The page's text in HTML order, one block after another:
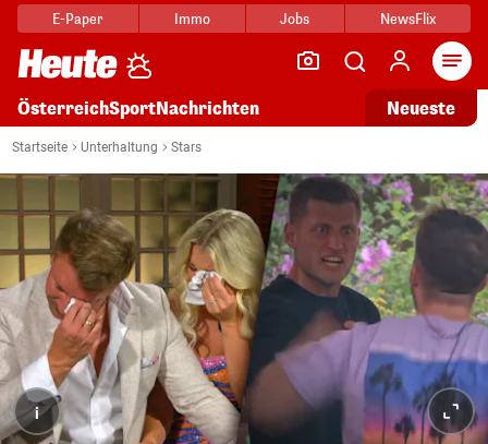
E-Paper Immo Jobs NewsFlix
ÖsterreichSportNachrichten Neueste
Startseite Unterhaltung Stars
i